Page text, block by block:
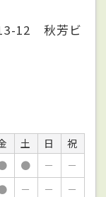
12 秋芳ビ
土 日
祝
● －
－
－ －
－